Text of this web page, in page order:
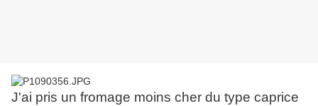
J'ai pris un fromage moins cher du type caprice